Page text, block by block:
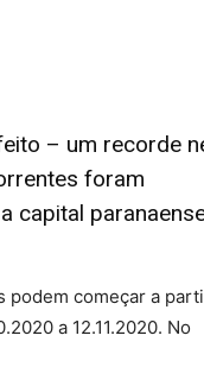
– um recorde
foram
capital
podem começar a
a 12.11.2020. No